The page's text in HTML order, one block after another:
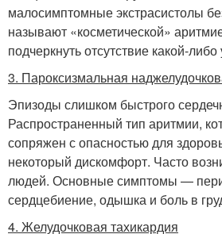
малосимптомные экстрасистолы
называют «косметической»
подчеркнуть отсутствие какой-
3. Пароксизмальная
Эпизоды слишком быстрого
Распространенный тип аритмии,
сопряжен с опасностью для
некоторый дискомфорт. Часто
людей. Основные симптомы —
сердцебиение, одышка и боль в
4. Желудочковая тахикардия